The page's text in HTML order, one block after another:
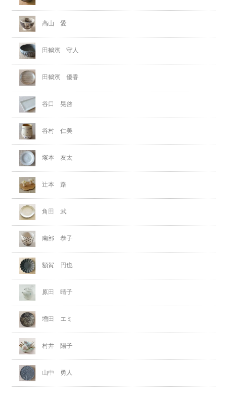
高山 愛
田鶴濱 守人
田鶴濱 優香
谷口 晃啓
谷村 仁美
塚本 友太
辻本 路
角田 武
南部 恭子
額賀 円也
原田 晴子
増田 エミ
村井 陽子
山中 勇人